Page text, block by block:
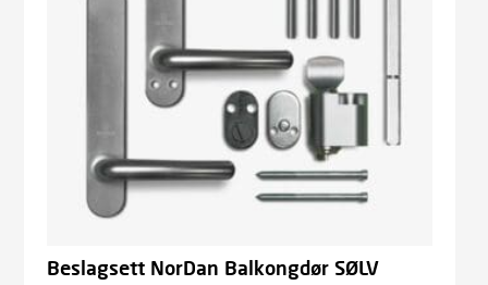
Beslagsett NorDan Balkongdør SØLV